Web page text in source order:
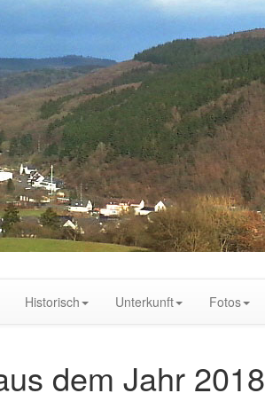
Historisch Unterkunft Fotos
dem Jahr 2018